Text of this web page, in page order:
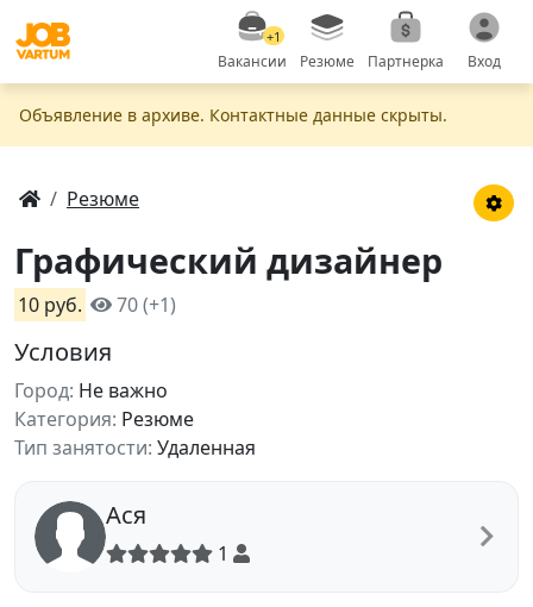
+1
Вакансии Резюме Партнерка Вход
Объявление в apxивe. Контактные данные скрыты.
Резюме
Графический дизайнер
10 руб. 70 (+1)
Условия
Город: Не важно
Категория: Резюме
Тип занятости: Удаленная
Ася
1